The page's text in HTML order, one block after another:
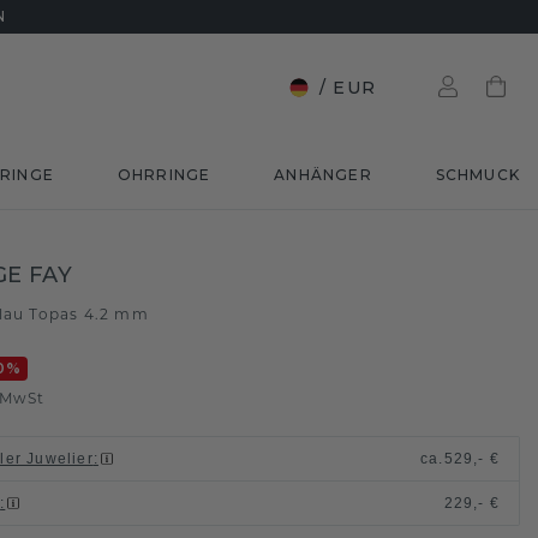
/ EUR
OHRRINGE ANHÄNGER SCHMUCK
FAY
Topas 4.2 mm
%
Juwelier: ca. 529,- €
: 229,- €